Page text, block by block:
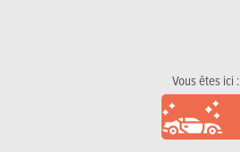
Vous êtes ici :